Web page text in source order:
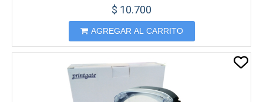
$ 10.700
AGREGAR AL CARRITO